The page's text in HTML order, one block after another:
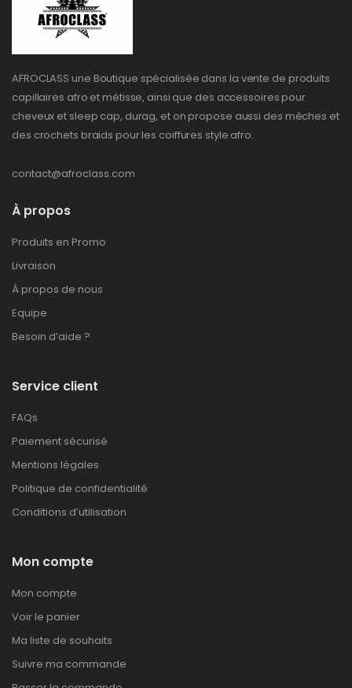
AFROCLASS une Boutique spécialisée dans la vente de produits
capillaires afro et métisse, ainsi que des accessoires pour
cheveux et sleep cap, durag, et on propose aussi des mèches et
des crochets braids pour les coiffures style afro.
contact@afroclass.com
À propos
Produits en Promo
Livraison
À propos de nous
Equipe
Besoin d’aide ?
Service client
FAQs
Paiement sécurisé
Mentions légales
Politique de confidentialité
Conditions d’utilisation
Mon compte
Mon compte
Voir le panier
Ma liste de souhaits
Suivre ma commande